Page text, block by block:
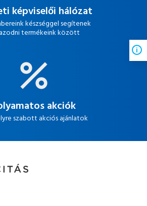
képviselői hálózat
készséggel segítenek
termékeink között
akciók
szabott akciós ajánlatok